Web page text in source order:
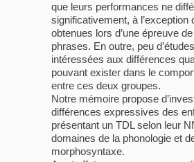
que leurs performances ne
significativement, à l’exception
obtenues lors d’une épreuve
phrases. En outre, peu
intéressées aux différences
pouvant exister dans le
entre ces deux groupes.
Notre mémoire propose
différences expressives des
présentant un TDL selon leur
domaines de la phonologie et
morphosyntaxe.